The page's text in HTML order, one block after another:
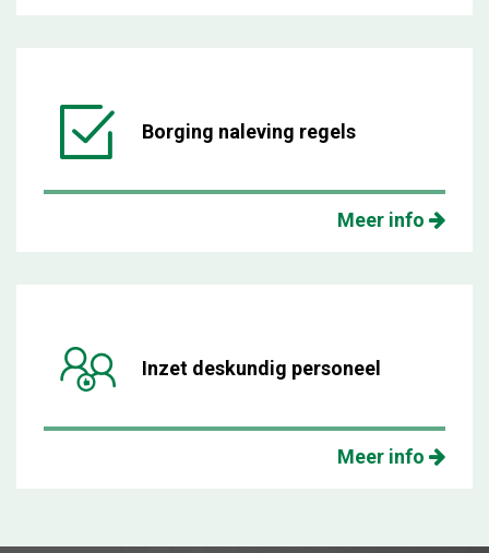
Borging naleving regels
Meer info
Inzet deskundig personeel
Meer info